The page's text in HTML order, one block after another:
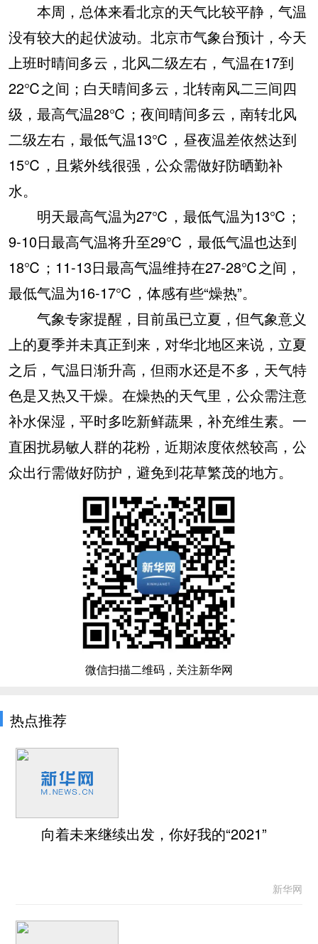
本周，总体来看北京的天气比较平静，气温
没有较大的起伏波动。北京市气象台预计，今天
上班时晴间多云，北风二级左右，气温在17到
22℃之间；白天晴间多云，北转南风二三间四
级，最高气温28℃；夜间晴间多云，南转北风
二级左右，最低气温13℃，昼夜温差依然达到
15℃，且紫外线很强，公众需做好防晒勤补
水。
明天最高气温为27℃，最低气温为13℃；
9-10日最高气温将升至29℃，最低气温也达到
18℃；11-13日最高气温维持在27-28℃之间，
最低气温为16-17℃，体感有些“燥热”。
气象专家提醒，目前虽已立夏，但气象意义
上的夏季并未真正到来，对华北地区来说，立夏
之后，气温日渐升高，但雨水还是不多，天气特
色是又热又干燥。在燥热的天气里，公众需注意
补水保湿，平时多吃新鲜蔬果，补充维生素。一
直困扰易敏人群的花粉，近期浓度依然较高，公
众出行需做好防护，避免到花草繁茂的地方。
微信扫描二维码，关注新华网
热点推荐
向着未来继续出发，你好我的“2021”
新华网